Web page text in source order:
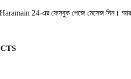
Haramain 24-এর ফেসবুক পেজে মেসেজ দিন। আর